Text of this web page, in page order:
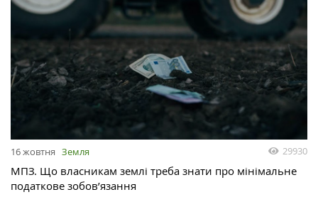
16 жовтня Земля 29930
МПЗ. Що власникам землі треба знати про мінімальне
податкове зобов’язання